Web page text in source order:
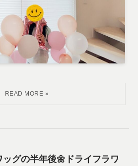
ッグの半年後🌼ドライフラワ